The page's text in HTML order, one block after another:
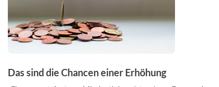
Das sind die Chancen einer Erhöhung